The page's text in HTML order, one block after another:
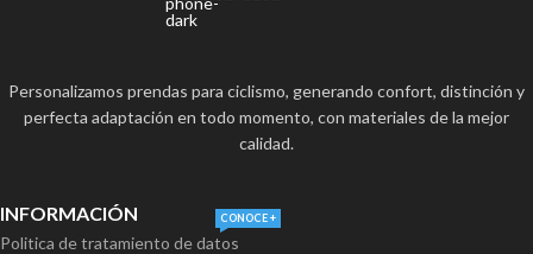
Personalizamos prendas para ciclismo, generando confort, distinción y
perfecta adaptación en todo momento, con materiales de la mejor
calidad.
INFORMACIÓN
Politica de tratamiento de datos
CONOCE +